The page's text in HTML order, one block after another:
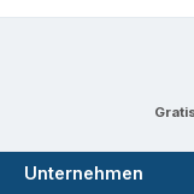
Unternehmen